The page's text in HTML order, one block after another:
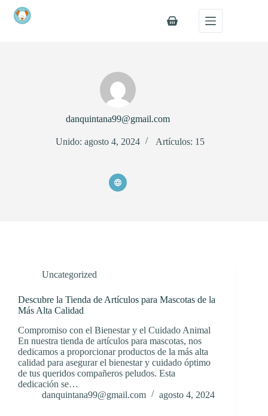
Saltar
contenido
Carro
danquintana99@gmail.com
Unido: agosto 4, 2024 Artículos: 15
Uncategorized
Descubre la Tienda de Artículos para Mascotas de la
Más Alta Calidad
Compromiso con el Bienestar y el Cuidado Animal
En nuestra tienda de artículos para mascotas, nos
dedicamos a proporcionar productos de la más alta
calidad para asegurar el bienestar y cuidado óptimo
de tus queridos compañeros peludos. Esta
dedicación se…
danquintana99@gmail.com
agosto 4, 2024